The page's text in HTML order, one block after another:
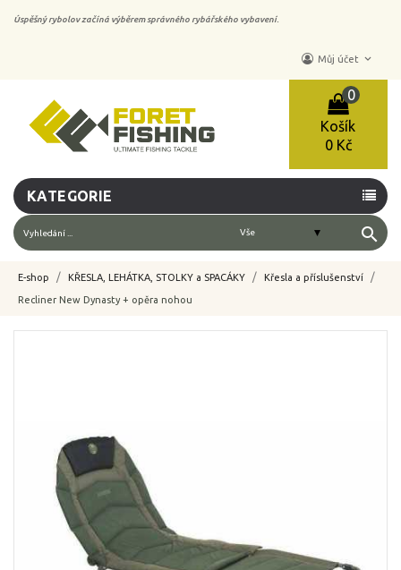
Úspěšný rybolov začíná výběrem správného rybářského vybavení.
Můj účet keyboard_arrow_down
Košík
0
0 Kč
KATEGORIE
search
E-shop KŘESLA, LEHÁTKA, STOLKY a SPACÁKY Křesla a příslušenství
Recliner New Dynasty + opěra nohou